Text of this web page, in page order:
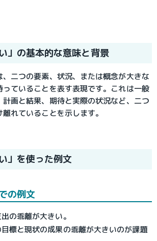
」の基本的な意味と背景
、二つの要素、状況、または概念が大きな
ていることを表す表現です。これは一般
画と結果、期待と実際の状況など、二つ
れていることを示します。
」を使った例文
の例文
の乖離が大きい。
標と現状の成果の乖離が大きいのが課題